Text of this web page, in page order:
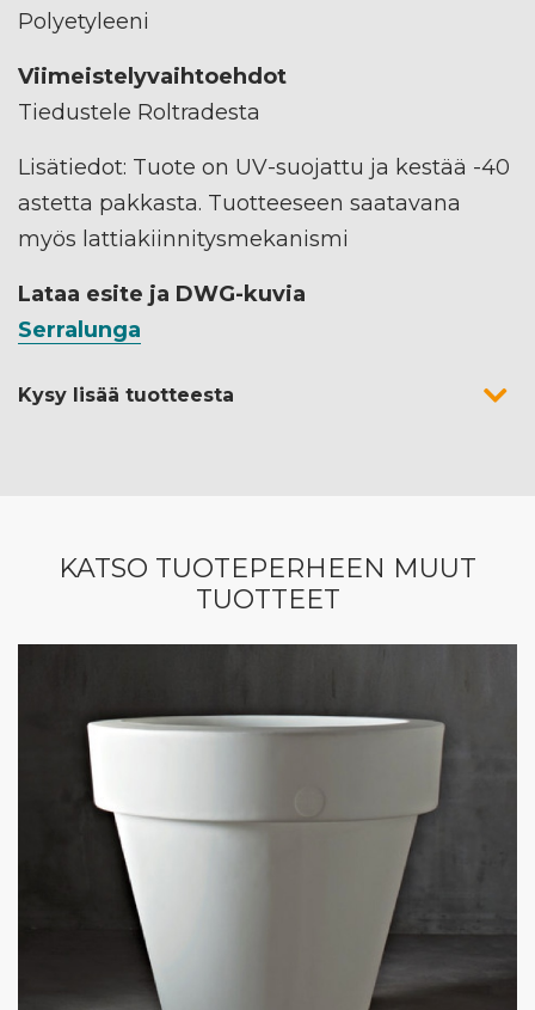
Polyetyleeni
Viimeistelyvaihtoehdot
Tiedustele Roltradesta
Lisätiedot: Tuote on UV-suojattu ja kestää -40
astetta pakkasta. Tuotteeseen saatavana
myös lattiakiinnitysmekanismi
Lataa esite ja DWG-kuvia
Serralunga
Kysy lisää tuotteesta
KATSO TUOTEPERHEEN MUUT
TUOTTEET